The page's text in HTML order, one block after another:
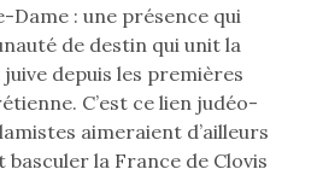
Dame : une présence qui
de destin qui unit la
depuis les premières
C’est ce lien judéo-
aimeraient d’ailleurs
la France de Clovis